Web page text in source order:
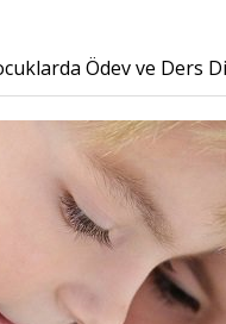
Ödev ve Ders